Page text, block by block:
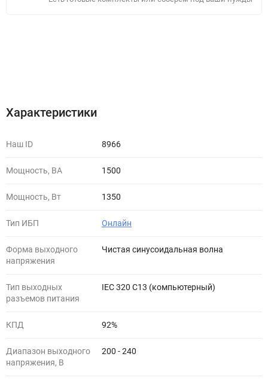
Характеристики
Наш ID 8966
Мощность, ВА 1500
Мощность, Вт 1350
Тип ИБП Онлайн
Форма выходного
напряжения
Чистая синусоидальная волна
Тип выходных
разъемов питания
IEC 320 C13 (компьютерный)
КПД 92%
Диапазон выходного
напряжения, В
200 - 240